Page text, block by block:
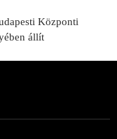
Központi
állít